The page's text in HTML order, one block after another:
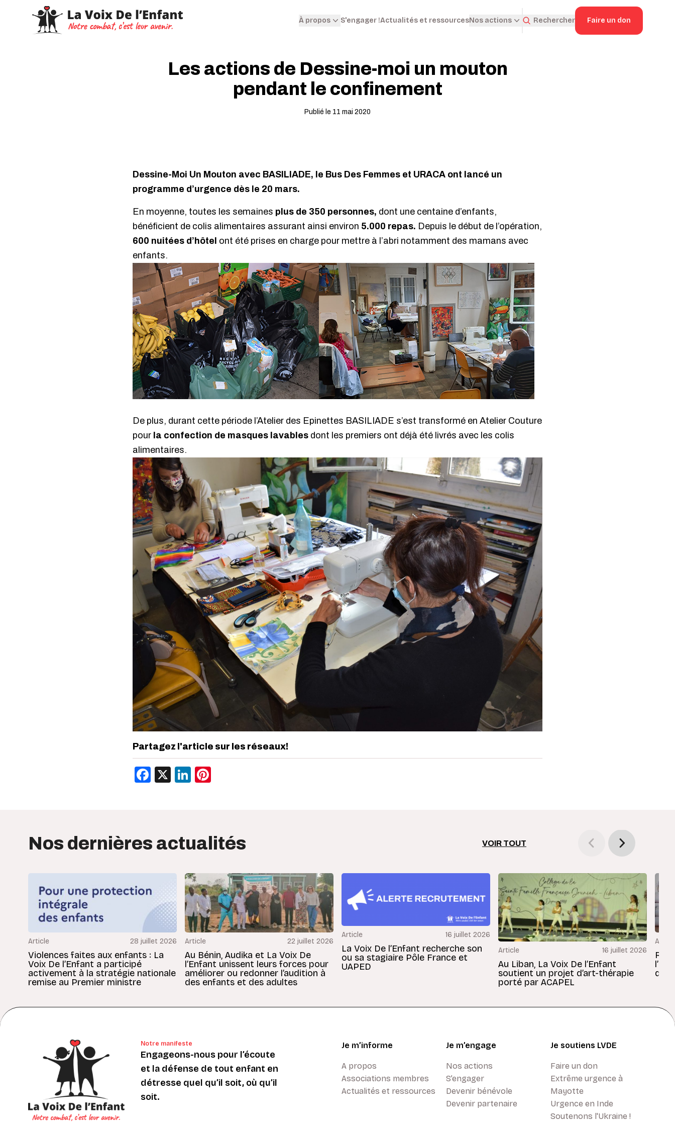
À propos S'engager !Actualités et ressourcesNos actions Rechercher Faire un don
Les actions de Dessine-moi un mouton
pendant le confinement
Publié le 11 mai 2020
Dessine-Moi Un Mouton avec BASILIADE, le Bus Des Femmes et URACA ont lancé un
programme d’urgence dès le 20 mars.
En moyenne, toutes les semaines plus de 350 personnes, dont une centaine d’enfants,
bénéficient de colis alimentaires assurant ainsi environ 5.000 repas. Depuis le début de l’opération,
600 nuitées d’hôtel ont été prises en charge pour mettre à l’abri notamment des mamans avec
enfants.
De plus, durant cette période l’Atelier des Epinettes BASILIADE s’est transformé en Atelier Couture
pour la confection de masques lavables dont les premiers ont déjà été livrés avec les colis
alimentaires.
Partagez l'article sur les réseaux!
Facebook
X LinkedIn
Nos dernières actualités VOIR TOUT
Article 28 juillet 2026
Violences faites aux enfants : La
Voix De l’Enfant a participé
activement à la stratégie nationale
remise au Premier ministre
Article 22 juillet 2026
Au Bénin, Audika et La Voix De
l’Enfant unissent leurs forces pour
améliorer ou redonner l’audition à
des enfants et des adultes
Article 16 juillet 2026
La Voix De l’Enfant recherche son
ou sa stagiaire Pôle France et
UAPED
Article 16 juillet 2026
Au Liban, La Voix De l’Enfant
soutient un projet d’art-thérapie
porté par ACAPEL
Notre manifeste
Engageons-nous pour l’écoute
et la défense de tout enfant en
détresse quel qu’il soit, où qu’il
soit.
Je m’informe
A propos
Associations membres
Actualités et ressources
Je m’engage
Nos actions
S’engager
Devenir bénévole
Devenir partenaire
Je soutiens LVDE
Faire un don
Extrême urgence à
Mayotte
Urgence en Inde
Soutenons l'Ukraine !